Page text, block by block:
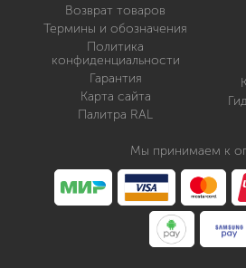
Возврат товаров
Термины и обозначения
Политика
конфиденциальности
Гарантия
Карта сайта
Палитра RAL
Мы принимаем к